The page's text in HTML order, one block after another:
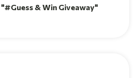
& Win Giveaway"